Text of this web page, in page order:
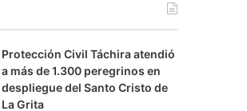
Protección Civil Táchira atendió
a más de 1.300 peregrinos en
despliegue del Santo Cristo de
La Grita